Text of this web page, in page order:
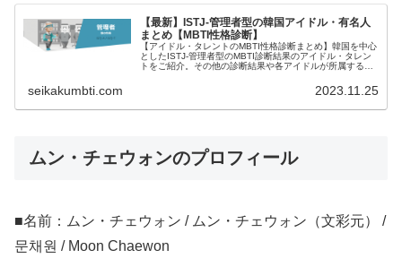
【最新】ISTJ-管理者型の韓国アイドル・有名人
まとめ【MBTI性格診断】
【アイドル・タレントのMBTI性格診断まとめ】韓国を中心
としたISTJ-管理者型のMBTI診断結果のアイドル・タレン
トをご紹介。その他の診断結果や各アイドルが所属するグ
seikakumbti.com 2023.11.25
ムン・チェウォンのプロフィール
■名前：ムン・チェウォン / ムン・チェウォン（文彩元） /
문채원 / Moon Chaewon